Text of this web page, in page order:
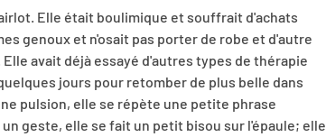
Elle était boulimique et souffrait d'achats
genoux et n'osait pas porter de robe et d'autre
avait déjà essayé d'autres types de thérapie
jours pour retomber de plus belle dans
pulsion, elle se répète une petite phrase
un geste, elle se fait un petit bisou sur l'épaule; elle